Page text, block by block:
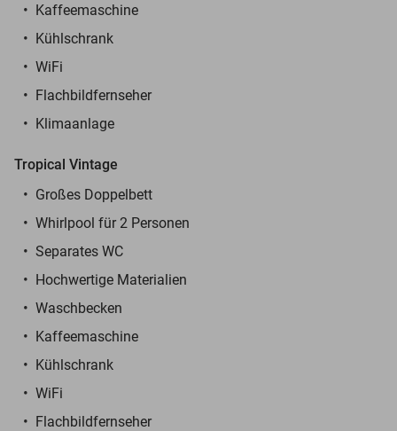
Kaffeemaschine
Kühlschrank
WiFi
Flachbildfernseher
Klimaanlage
Tropical Vintage
Großes Doppelbett
Whirlpool für 2 Personen
Separates WC
Hochwertige Materialien
Waschbecken
Kaffeemaschine
Kühlschrank
WiFi
Flachbildfernseher